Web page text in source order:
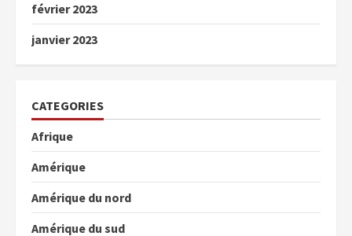
février 2023
janvier 2023
CATEGORIES
Afrique
Amérique
Amérique du nord
Amérique du sud